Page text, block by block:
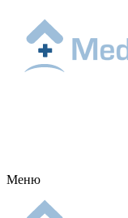
Меню